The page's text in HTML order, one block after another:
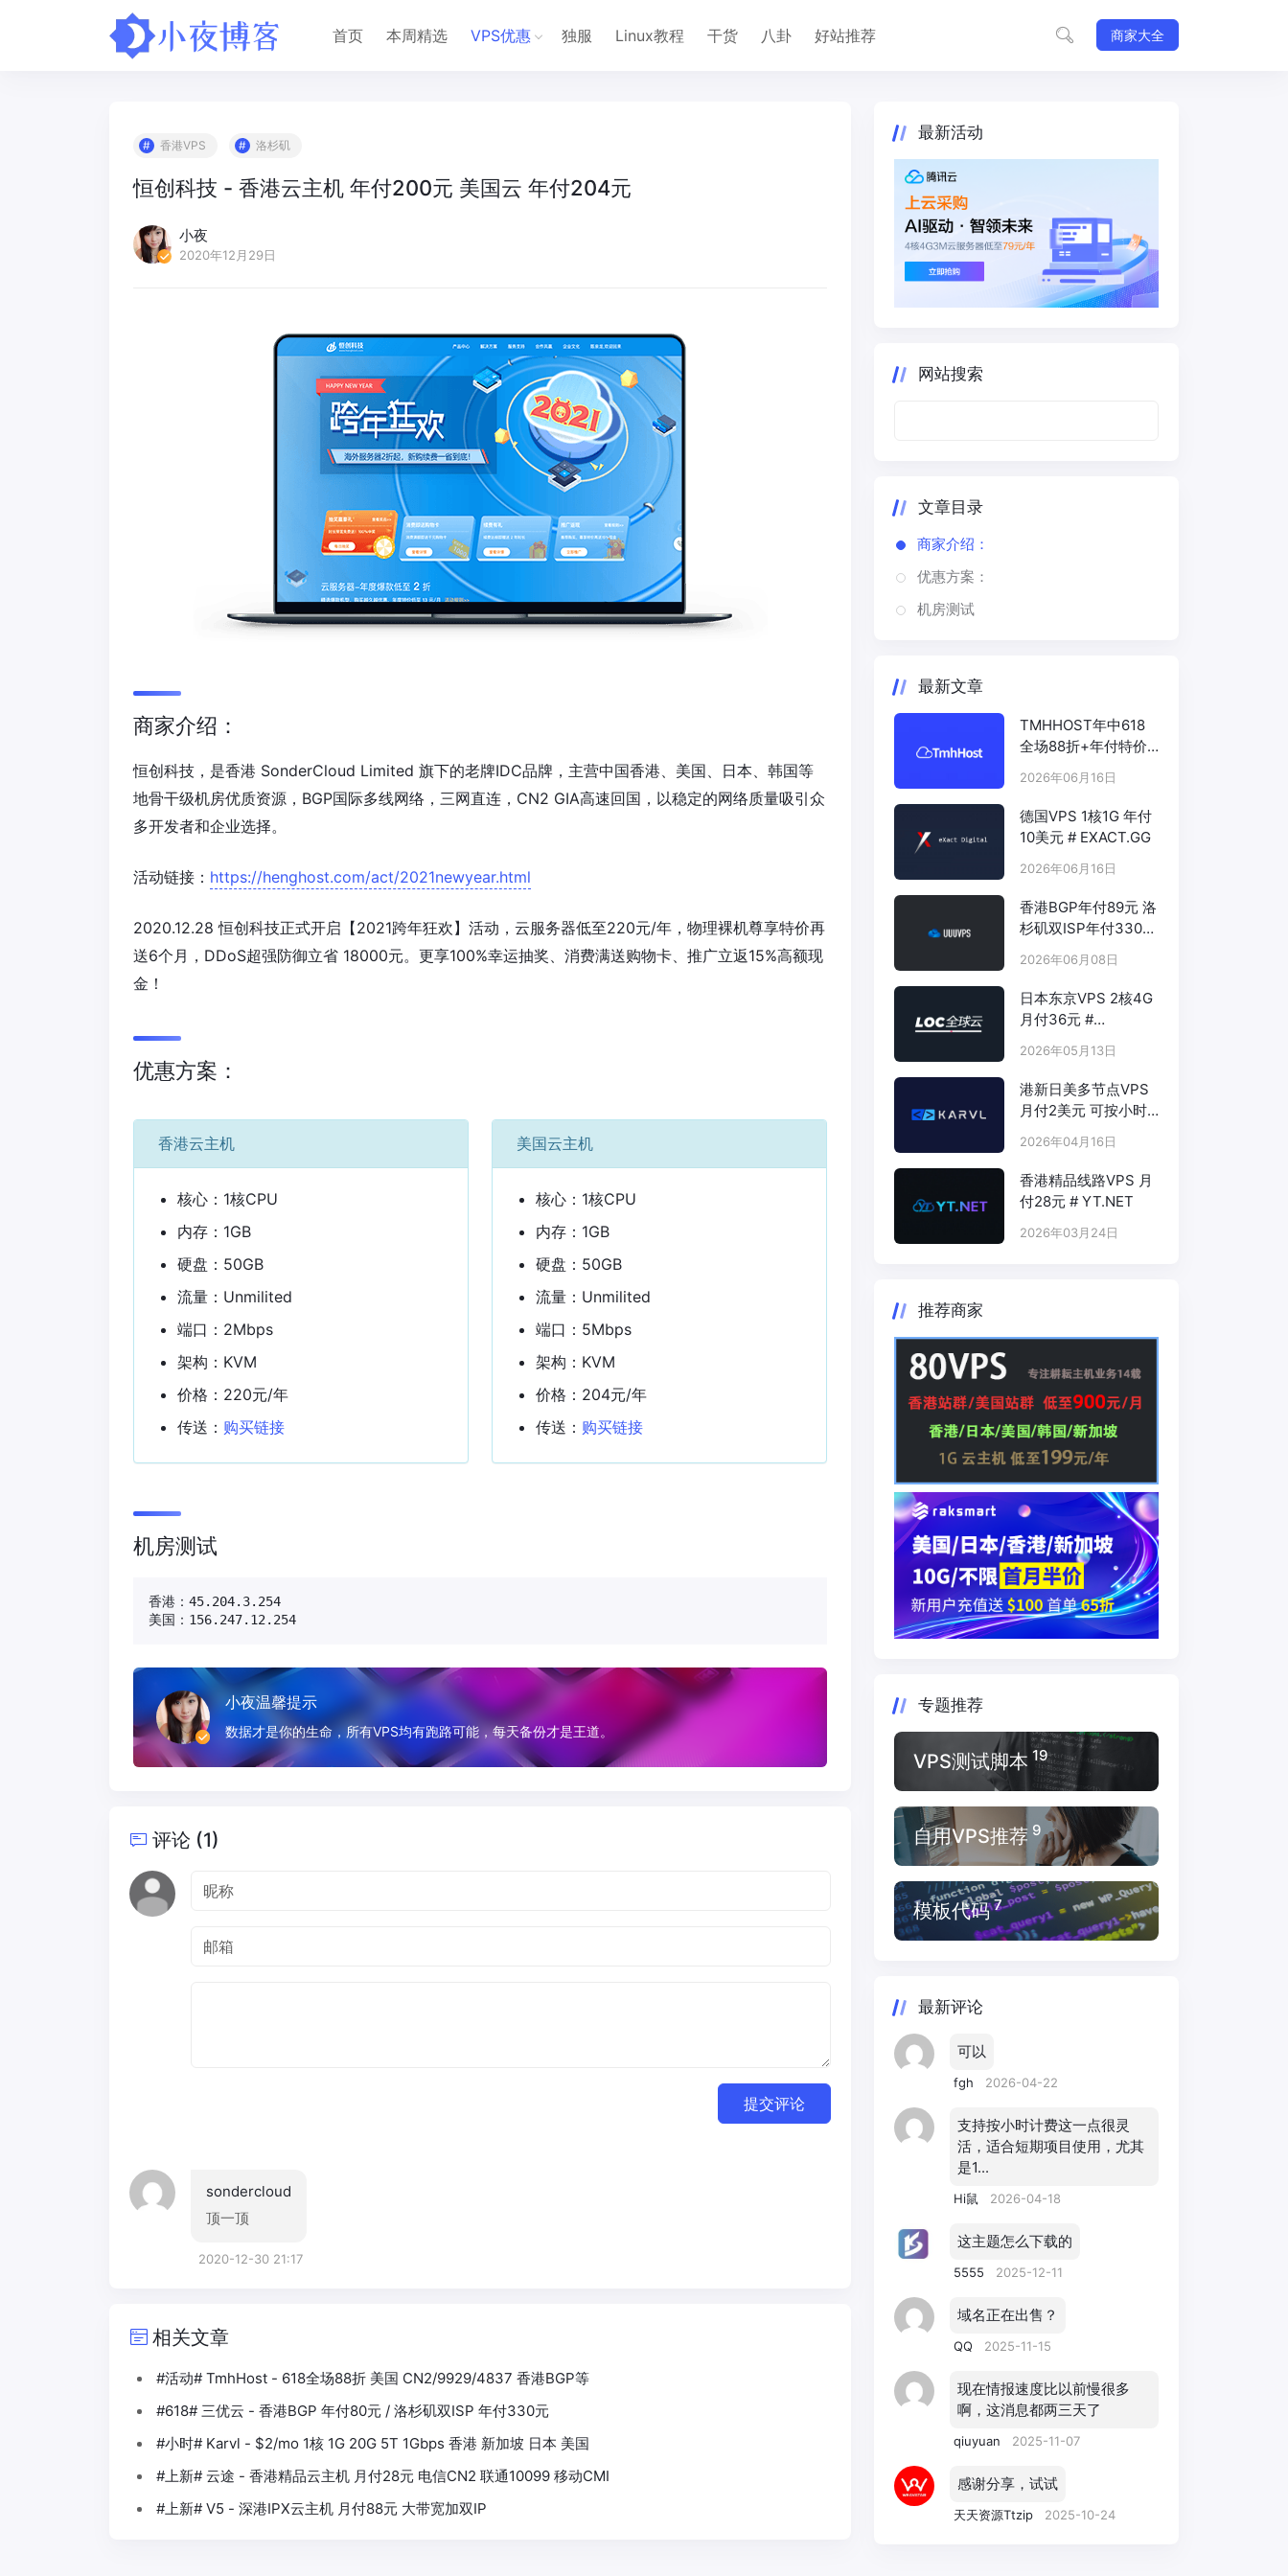
首页 本周精选 VPS优惠 独服 Linux教程 干货 八卦 好站推荐 商家大全
香港VPS 洛杉矶
恒创科技 - 香港云主机 年付200元 美国云 年付204元
小夜
2020年12月29日
商家介绍：
恒创科技，是香港 SonderCloud Limited 旗下的老牌IDC品牌，主营中国香港、美国、日本、韩国等
地骨干级机房优质资源，BGP国际多线网络，三网直连，CN2 GIA高速回国，以稳定的网络质量吸引众
多开发者和企业选择。
活动链接： https://henghost.com/act/2021newyear.html
2020.12.28 恒创科技正式开启【2021跨年狂欢】活动，云服务器低至220元/年，物理裸机尊享特价再
送6个月，DDoS超强防御立省 18000元。更享100%幸运抽奖、消费满送购物卡、推广立返15%高额现
金！
优惠方案：
香港云主机
核心：1核CPU
内存：1GB
硬盘：50GB
流量：Unmilited
端口：2Mbps
架构：KVM
价格：220元/年
传送： 购买链接
美国云主机
核心：1核CPU
内存：1GB
硬盘：50GB
流量：Unmilited
端口：5Mbps
架构：KVM
价格：204元/年
传送： 购买链接
机房测试
香港：45.204.3.254
美国：156.247.12.254
小夜温馨提示
数据才是你的生命，所有VPS均有跑路可能，每天备份才是王道。
评论 (1)
提交评论
sondercloud
顶一顶
2020-12-30 21:17
相关文章
#活动# TmhHost - 618全场88折 美国 CN2/9929/4837 香港BGP等
#618# 三优云 - 香港BGP 年付80元 / 洛杉矶双ISP 年付330元
#小时# Karvl - $2/mo 1核 1G 20G 5T 1Gbps 香港 新加坡 日本 美国
#上新# 云途 - 香港精品云主机 月付28元 电信CN2 联通10099 移动CMI
#上新# V5 - 深港IPX云主机 月付88元 大带宽加双IP
最新活动
网站搜索
文章目录
商家介绍：
优惠方案：
机房测试
最新文章
TMHHOST年中618
全场88折+年付特价
2026年06月16日
德国VPS 1核1G 年付
10美元 # EXACT.GG
2026年06月16日
香港BGP年付89元 洛
杉矶双ISP年付330元
2026年06月08日
日本东京VPS 2核4G
月付36元 #
2026年05月13日
港新日美多节点VPS
月付2美元 可按小时
2026年04月16日
香港精品线路VPS 月
付28元 # YT.NET
2026年03月24日
推荐商家
专题推荐
VPS测试脚本 19
自用VPS推荐 9
模板代码 7
最新评论
可以
fgh 2026-04-22
支持按小时计费这一点很灵
活，适合短期项目使用，尤其
是1...
Hi鼠 2026-04-18
这主题怎么下载的
5555 2025-12-11
域名正在出售？
QQ 2025-11-15
现在情报速度比以前慢很多
啊，这消息都两三天了
qiuyuan 2025-11-07
感谢分享，试试
天天资源Ttzip 2025-10-24